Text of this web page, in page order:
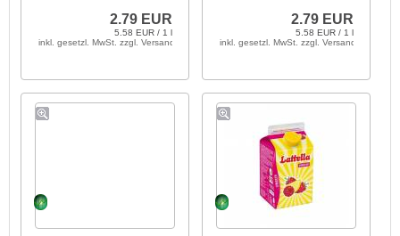
2.79 EUR
5.58 EUR / 1 l
inkl. gesetzl. MwSt. zzgl. Versandkosten
2.79 EUR
5.58 EUR / 1 l
inkl. gesetzl. MwSt. zzgl. Versandkosten